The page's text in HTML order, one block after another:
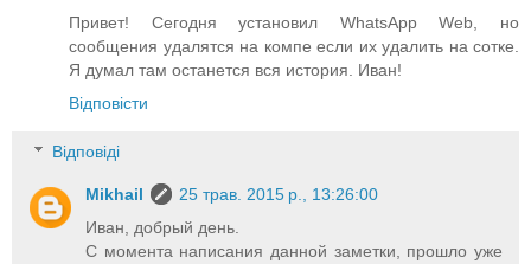
Привет! Сегодня установил WhatsApp Web, но
сообщения удалятся на компе если их удалить на сотке.
Я думал там останется вся история. Иван!
Відповісти
Відповіді
Mikhail
25 трав. 2015 р., 13:26:00
Иван, добрый день.
С момента написания данной заметки, прошло уже